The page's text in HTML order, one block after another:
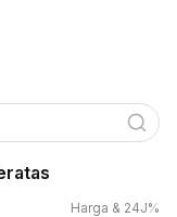
Harga & 24J%